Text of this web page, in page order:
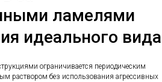
ламелями
идеального вида
ограничивается периодическим
раствором без использования агрессивных